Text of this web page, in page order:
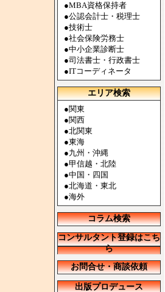
●MBA資格保持者
●公認会計士・税理士
●技術士
●社会保険労務士
●中小企業診断士
●司法書士・行政書士
●ITコーディネータ
エリア検索
●関東
●関西
●北関東
●東海
●九州・沖縄
●甲信越・北陸
●中国・四国
●北海道・東北
●海外
コラム検索
コンサルタント登録はこち
ら
お問合せ・商談依頼
出版プロデュース